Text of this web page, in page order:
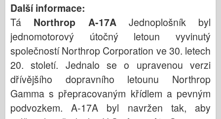
Další informace:
Tá Northrop A-17AJednoplošník byl
jednomotorový útočný letoun vyvinutý
společností Northrop Corporation ve 30. letech
20. století. Jednalo se o upravenou verzi
dřívějšího dopravního letounu Northrop
Gamma s přepracovaným křídlem a pevným
podvozkem. A-17A byl navržen tak, aby